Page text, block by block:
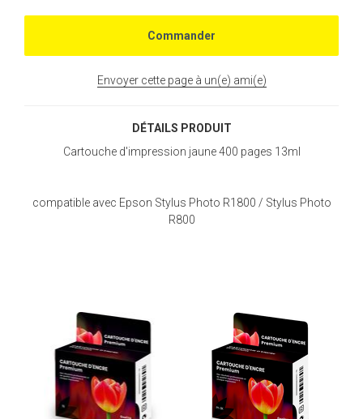
Envoyer cette page à un(e) ami(e)
DÉTAILS PRODUIT
Cartouche d'impression jaune 400 pages 13ml
compatible avec Epson Stylus Photo R1800 / Stylus Photo
R800